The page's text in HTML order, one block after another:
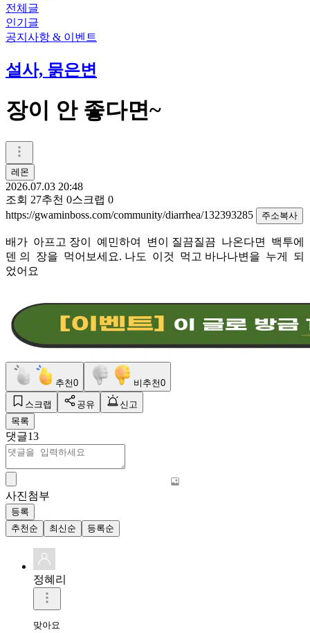
전체글
인기글
공지사항 & 이벤트
설사, 묽은변
장이 안 좋다면~
레몬
2026.07.03 20:48
조회 27추천 0스크랩 0
https://gwaminboss.com/community/diarrhea/132393285
주소복사
배가 아프고 장이 예민하여 변이 질끔질끔 나온다면 백투에
덴 의 장을 먹어보세요. 나도 이것 먹고 바나나변을 누게 되
었어요
추천0 비추천0
스크랩 공유
신고
목록
댓글13
사진첨부
등록
추천순
최신순 등록순
정혜리
맞아요